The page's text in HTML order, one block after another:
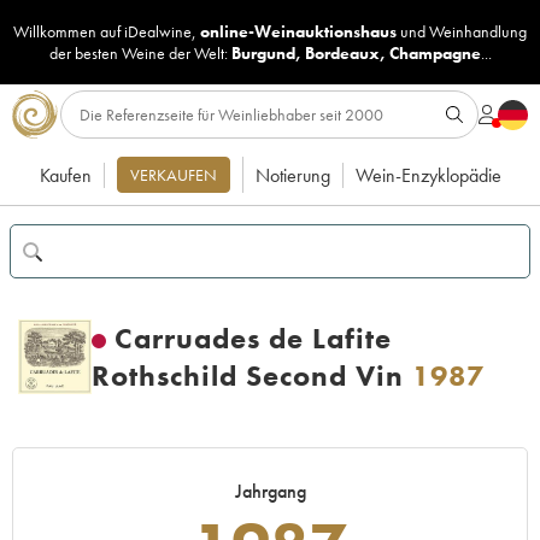
Willkommen auf iDealwine, online-Weinauktionshaus undWeinhandlung
der besten Weine der Welt: Burgund, Bordeaux, Champagne...
Kaufen VERKAUFEN Notierung Wein-Enzyklopädie
Carruades de Lafite
Rothschild Second Vin 1987
Jahrgang